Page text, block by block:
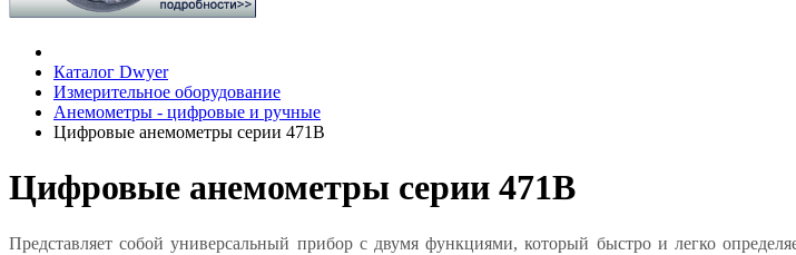
Каталог Dwyer
Измерительное оборудование
Анемометры - цифровые и ручные
Цифровые анемометры серии 471B
Цифровые анемометры серии 471B
Представляет собой универсальный прибор с двумя функциями, который быстро и легко